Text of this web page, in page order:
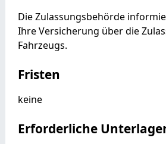
Die Zulassungsbehörde
Ihre Versicherung über die
Fahrzeugs.
Fristen
keine
Erforderliche